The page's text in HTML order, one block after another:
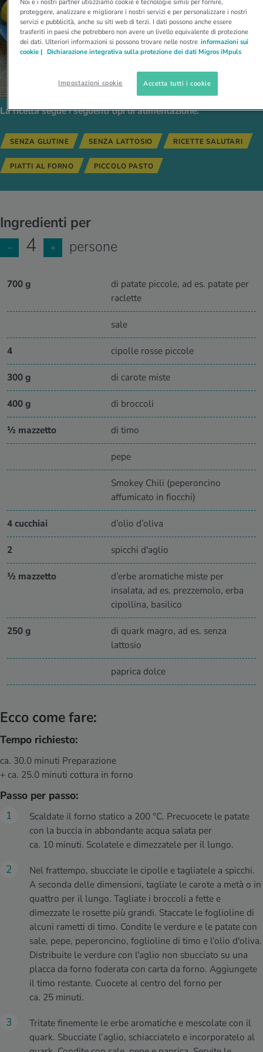
La ricetta segue i seguenti tipi di alimentazione:
SENZA GLUTINE SENZA LATTOSIO RICETTE SALUTARI
PIATTI AL FORNO PICCOLO PASTO
Ingredienti per
− 4 + persone
700 g
di patate piccole, ad es. patate per
raclette
sale
4 cipolle rosse piccole
300 g di carote miste
400 g di broccoli
½ mazzetto di timo
pepe
Smokey Chili (peperoncino
affumicato in fiocchi)
4 cucchiai d’olio d’oliva
2 spicchi d'aglio
½ mazzetto
d’erbe aromatiche miste per
insalata, ad es. prezzemolo, erba
cipollina, basilico
250 g
di quark magro, ad es. senza
lattosio
paprica dolce
Ecco come fare:
Tempo richiesto:
ca. 30.0 minuti Preparazione
+ ca. 25.0 minuti cottura in forno
Passo per passo:
Scaldate il forno statico a 200 °C. Precuocete le patate
con la buccia in abbondante acqua salata per
ca. 10 minuti. Scolatele e dimezzatele per il lungo.
Nel frattempo, sbucciate le cipolle e tagliatele a spicchi.
A seconda delle dimensioni, tagliate le carote a metà o in
quattro per il lungo. Tagliate i broccoli a fette e
dimezzate le rosette più grandi. Staccate le foglioline di
alcuni rametti di timo. Condite le verdure e le patate con
sale, pepe, peperoncino, foglioline di timo e l’olio d'oliva.
Distribuite le verdure con l'aglio non sbucciato su una
placca da forno foderata con carta da forno. Aggiungete
il timo restante. Cuocete al centro del forno per
ca. 25 minuti.
Tritate finemente le erbe aromatiche e mescolate con il
quark. Sbucciate l’aglio, schiacciatelo e incorporatelo al
proteggere, analizzare e migliorare i nostri servizi e per personalizzare i nostri
servizi e pubblicità, anche su siti web di terzi. I dati possono anche essere
trasferiti in paesi che potrebbero non avere un livello equivalente di protezione
dei dati. Ulteriori informazioni si possono trovare nelle nostre informazioni sui
cookie | Dichiarazione integrativa sulla protezione dei dati Migros iMpuls
Impostazioni cookie Accetta tutti i cookie